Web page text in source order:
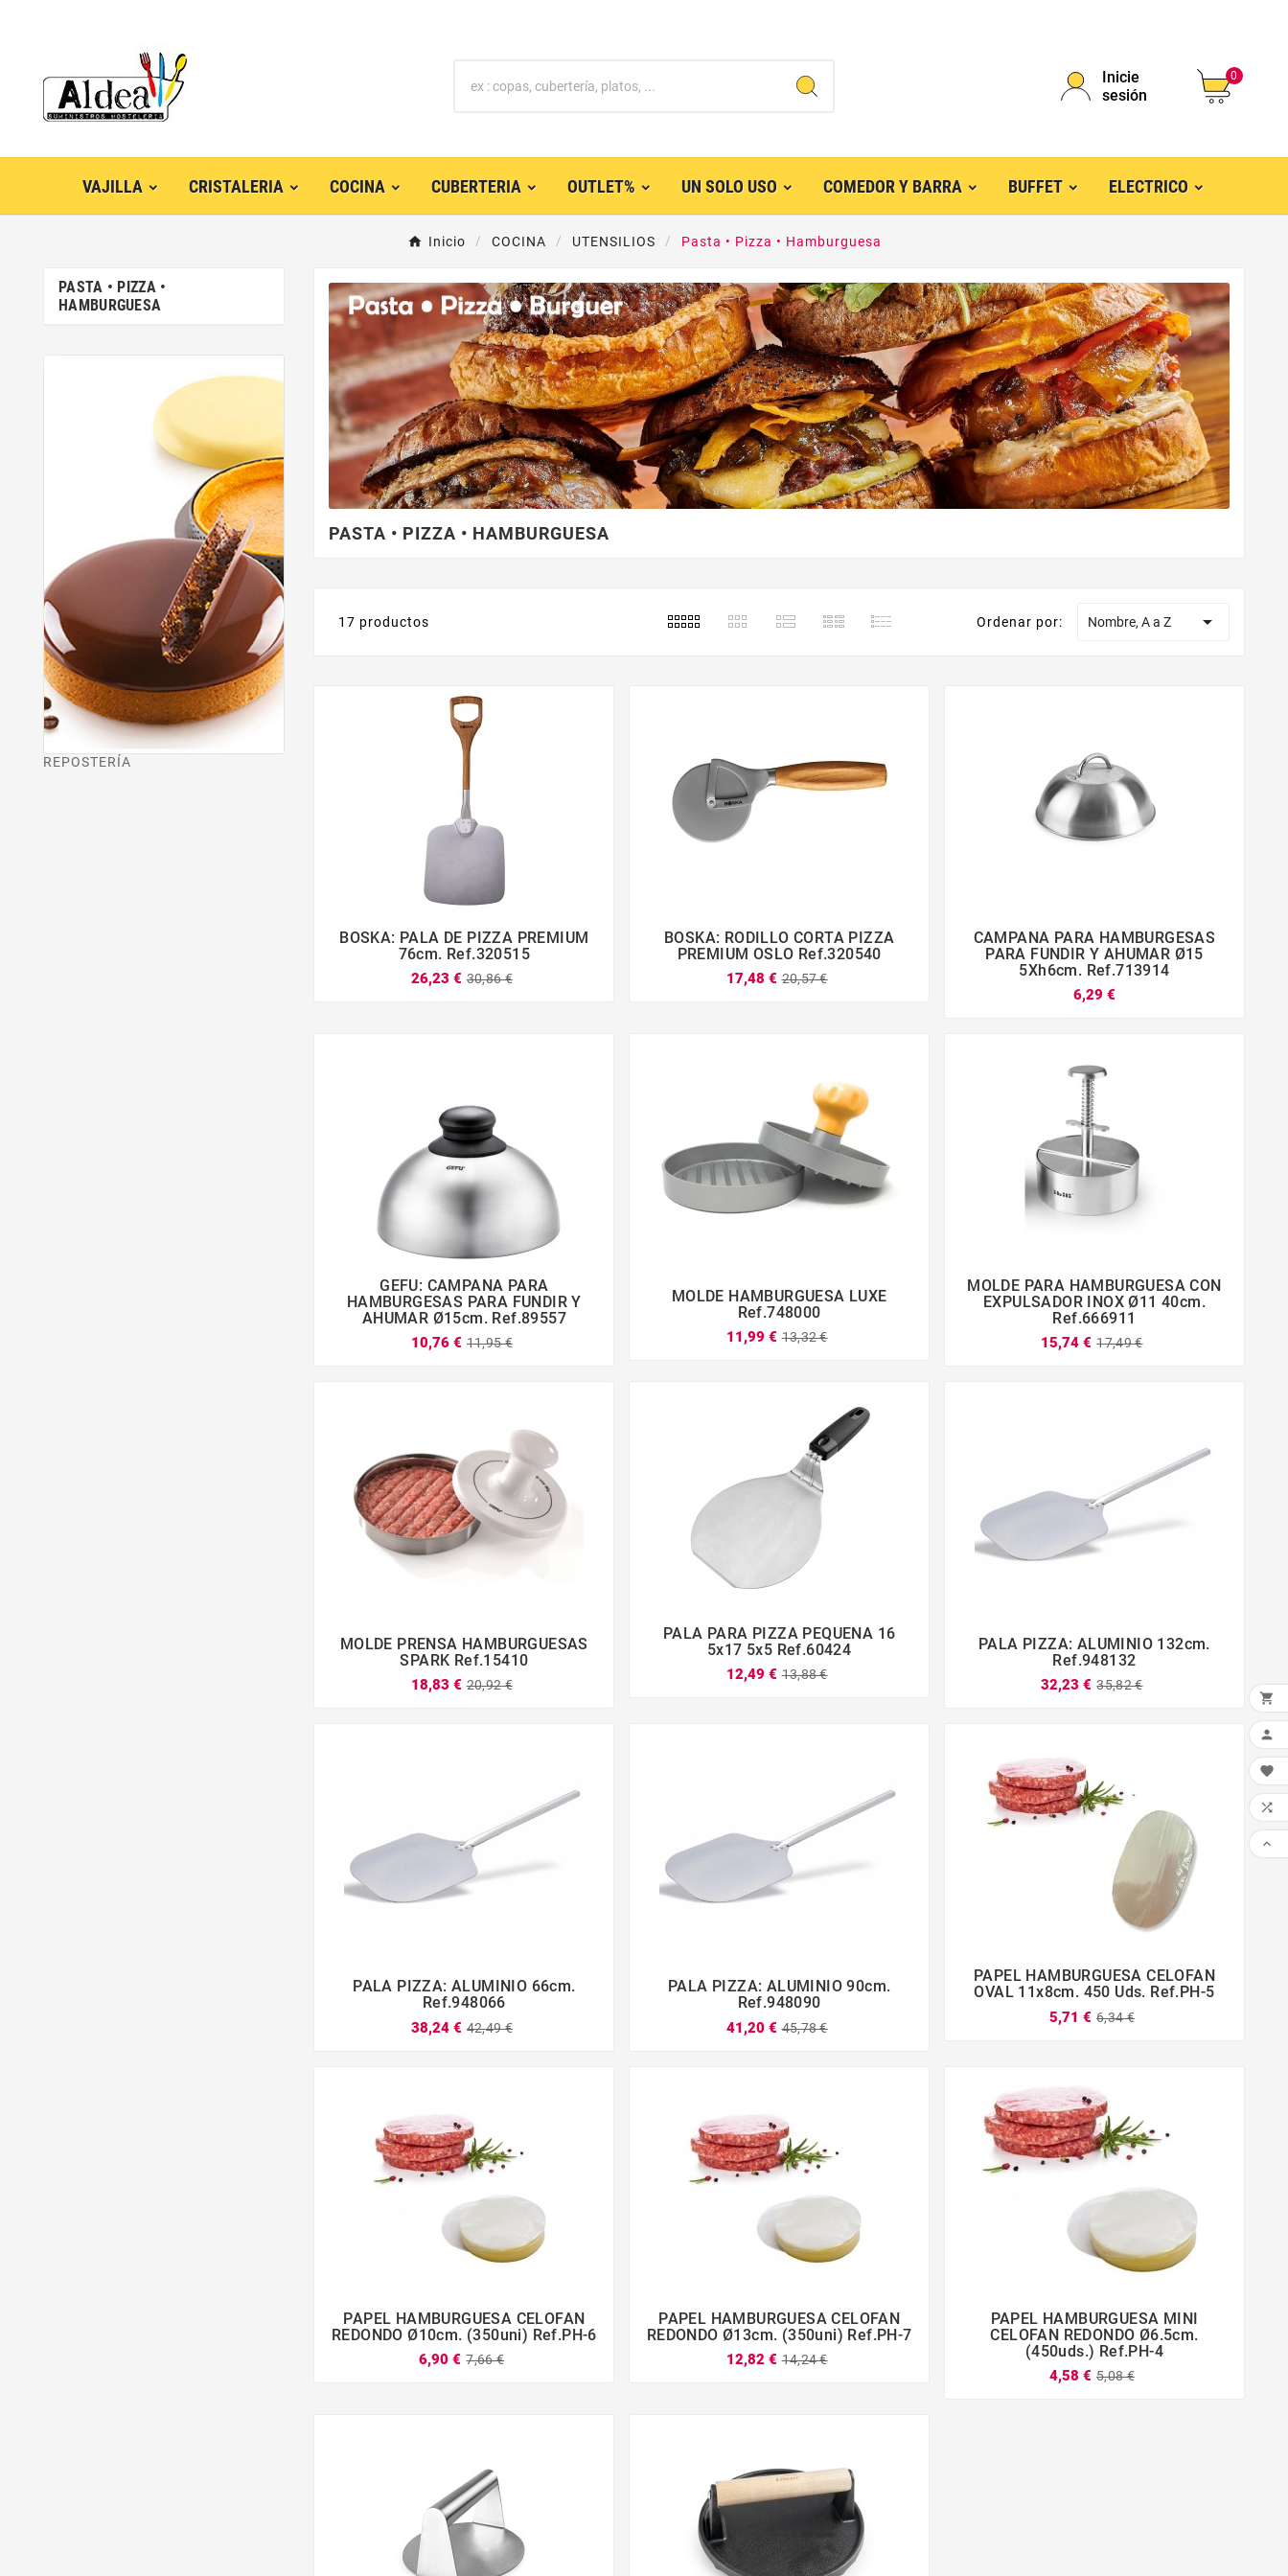
Inicie
sesión
0
VAJILLA CRISTALERIA COCINA CUBERTERIA OUTLET% UN SOLO USO COMEDOR Y BARRA BUFFET ELECTRICO
Inicio COCINA UTENSILIOS Pasta • Pizza • Hamburguesa
PASTA • PIZZA •
HAMBURGUESA
REPOSTERÍA
PASTA • PIZZA • HAMBURGUESA
17 productos Ordenar por: Nombre, A a Z 
   
BOSKA: PALA DE PIZZA PREMIUM
76cm. Ref.320515
26,23 € 30,86 €
   
BOSKA: RODILLO CORTA PIZZA
PREMIUM OSLO Ref.320540
17,48 € 20,57 €
   
CAMPANA PARA HAMBURGESAS
PARA FUNDIR Y AHUMAR Ø15
5Xh6cm. Ref.713914
6,29 €
   
GEFU: CAMPANA PARA
HAMBURGESAS PARA FUNDIR Y
AHUMAR Ø15cm. Ref.89557
10,76 € 11,95 €
 
MOLDE HAMBURGUESA LUXE
Ref.748000
11,99 € 13,32 €
   
MOLDE PARA HAMBURGUESA CON
EXPULSADOR INOX Ø11 40cm.
Ref.666911
15,74 € 17,49 €
   
MOLDE PRENSA HAMBURGUESAS
SPARK Ref.15410
18,83 € 20,92 €
   
PALA PARA PIZZA PEQUENA 16
5x17 5x5 Ref.60424
12,49 € 13,88 €
 
PALA PIZZA: ALUMINIO 132cm.
Ref.948132
32,23 € 35,82 €
 
PALA PIZZA: ALUMINIO 66cm.
Ref.948066
38,24 € 42,49 €
 
PALA PIZZA: ALUMINIO 90cm.
Ref.948090
41,20 € 45,78 €
   
PAPEL HAMBURGUESA CELOFAN
OVAL 11x8cm. 450 Uds. Ref.PH-5
5,71 € 6,34 €
   
PAPEL HAMBURGUESA CELOFAN
REDONDO Ø10cm. (350uni) Ref.PH-6
6,90 € 7,66 €
   
PAPEL HAMBURGUESA CELOFAN
REDONDO Ø13cm. (350uni) Ref.PH-7
12,82 € 14,24 €
   
PAPEL HAMBURGUESA MINI
CELOFAN REDONDO Ø6.5cm.
(450uds.) Ref.PH-4
4,58 € 5,08 €




